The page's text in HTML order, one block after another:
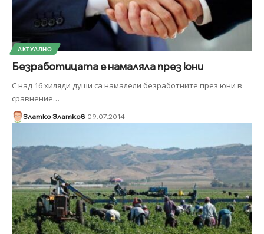
АКТУАЛНО
Безработицата e намаляла през юни
С над 16 хиляди души са намалели безработните през юни в
сравнение…
Златко Златков 09.07.2014